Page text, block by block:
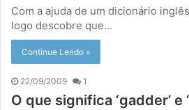
Com a ajuda de um dicionário
logo descobre que…
Continue Lendo »
22/09/2009 1
O que significa ‘gadder’ e